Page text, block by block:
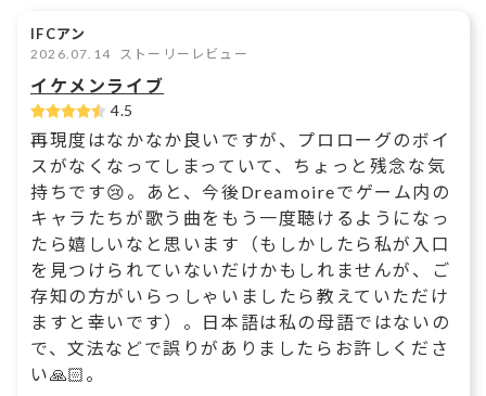
IFCアン
2026.07.14 ストーリーレビュー
イケメンライブ
4.5
再現度はなかなか良いですが、プロローグのボイ
スがなくなってしまっていて、ちょっと残念な気
持ちです😢。あと、今後Dreamoireでゲーム内の
キャラたちが歌う曲をもう一度聴けるようになっ
たら嬉しいなと思います（もしかしたら私が入口
を見つけられていないだけかもしれませんが、ご
存知の方がいらっしゃいましたら教えていただけ
ますと幸いです）。日本語は私の母語ではないの
で、文法などで誤りがありましたらお許しくださ
い🙏🏻。